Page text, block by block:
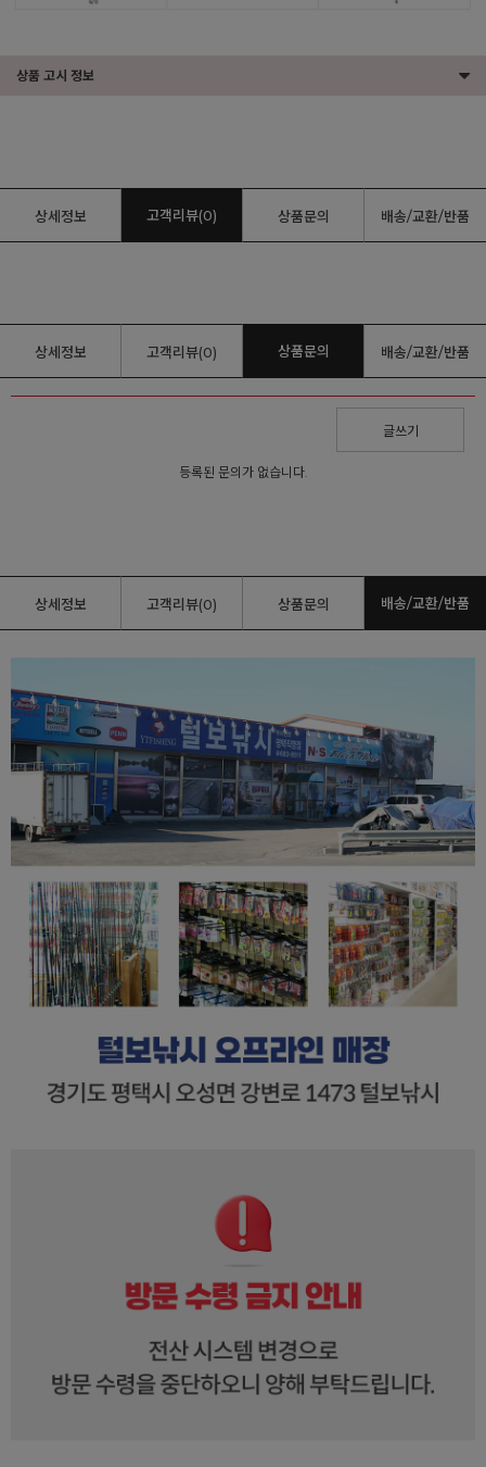
상품 고시 정보
상세정보 고객리뷰(0) 상품문의 배송/교환/반품
상세정보 고객리뷰(0) 상품문의 배송/교환/반품
글쓰기
등록된 문의가 없습니다.
상세정보 고객리뷰(0) 상품문의 배송/교환/반품